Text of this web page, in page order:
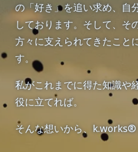
の「好き」を追い求め、自
しております。そして、そ
方々に支えられてきたこと
す。
私がこれまでに得た知識や
役に立てれば。
そんな想いから、k.works®